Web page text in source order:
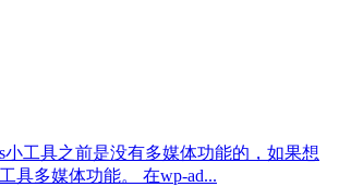
小工具之前是没有多媒体功能的，如果想
具多媒体功能。 在wp-ad...